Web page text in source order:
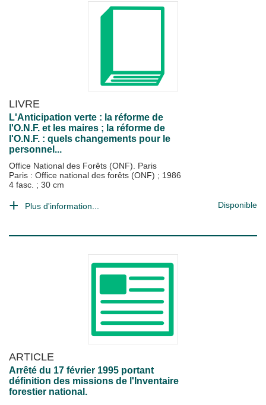
LIVRE
L'Anticipation verte : la réforme de
l'O.N.F. et les maires ; la réforme de
l'O.N.F. : quels changements pour le
personnel...
Office National des Forêts (ONF). Paris
Paris : Office national des forêts (ONF) ; 1986
4 fasc. ; 30 cm
Plus d'information... Disponible
ARTICLE
Arrêté du 17 février 1995 portant
définition des missions de l'Inventaire
forestier national.